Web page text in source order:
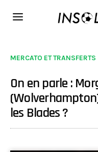
MERCATO ET TRANSFERTS
On en parle :
les Blades ?